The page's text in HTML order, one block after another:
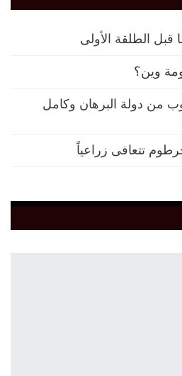
قبل الطلقة الأولى
وين؟
من دولة البرهان وكامل
تتعافى زراعياً